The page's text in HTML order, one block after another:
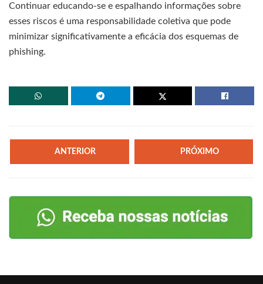
Continuar educando-se e espalhando informações sobre
esses riscos é uma responsabilidade coletiva que pode
minimizar significativamente a eficácia dos esquemas de
phishing.
ANTERIOR PRÓXIMO